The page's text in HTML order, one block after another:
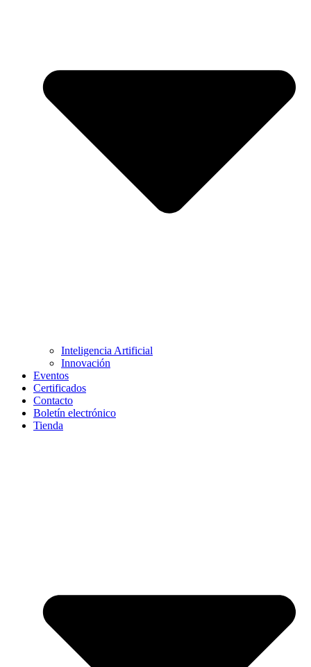
Inteligencia Artificial
Innovación
Eventos
Certificados
Contacto
Boletín electrónico
Tienda